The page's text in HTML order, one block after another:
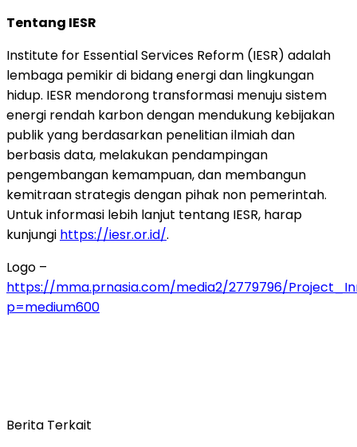
Tentang IESR
Institute for Essential Services Reform (IESR) adalah
lembaga pemikir di bidang energi dan lingkungan
hidup. IESR mendorong transformasi menuju sistem
energi rendah karbon dengan mendukung kebijakan
publik yang berdasarkan penelitian ilmiah dan
berbasis data, melakukan pendampingan
pengembangan kemampuan, dan membangun
kemitraan strategis dengan pihak non pemerintah.
Untuk informasi lebih lanjut tentang IESR, harap
kunjungi https://iesr.or.id/.
Logo –
https://mma.prnasia.com/media2/2779796/
p=medium600
Berita Terkait